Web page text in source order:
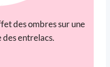
des ombres sur une
des entrelacs.